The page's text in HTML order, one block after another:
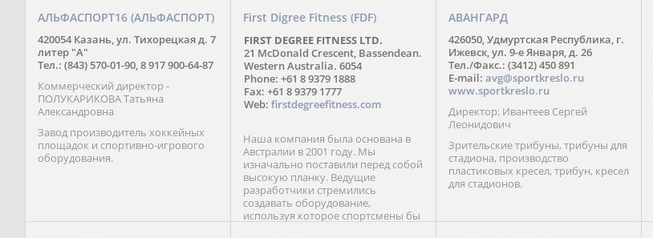
сооружений.
АЛЬФАСПОРТ16 (АЛЬФАСПОРТ)
420054 Казань, ул. Тихорецкая д. 7
литер "А"
Тел.: (843) 570-01-90, 8 917 900-64-87
Коммерческий директор -
ПОЛУКАРИКОВА Татьяна
Александровна
Завод производитель хоккейных
площадок и спортивно-игрового
оборудования.
First Digree Fitness (FDF)
FIRST DEGREE FITNESS LTD.
21 McDonald Crescent, Bassendean.
Western Australia. 6054
Phone: +61 8 9379 1888
Fax: +61 8 9379 1777
Web: firstdegreefitness.com
FIRST DEGREE FITNESS RUS
Москва: +7 (495) 137-54-77
С-Петербург: +7 (812) 602-94-77
Регионы РФ: 8 (804) 333-70-77
Web:fdfitness.ru
Наша компания была основана в
Австралии в 2001 году. Мы
изначально поставили перед собой
высокую планку. Ведущие
разработчики стремились
создавать оборудование,
используя которое спортсмены бы
АВАНГАРД
426050, Удмуртская Республика, г.
Ижевск, ул. 9-е Января, д. 26
Тел./Факс.: (3412) 450 891
E-mail: avg@sportkreslo.ru
www.sportkreslo.ru
Директор: Ивантеев Сергей
Леонидович
Зрительские трибуны, трибуны для
стадиона, производство
пластиковых кресел, трибун, кресел
для стадионов.